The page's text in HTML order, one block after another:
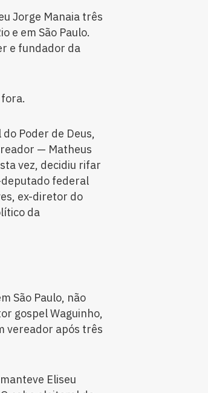
Jorge Manaia três
e em São Paulo.
e fundador da
Poder de Deus,
— Matheus
vez, decidiu rifar
deputado federal
ex-diretor do
da
São Paulo, não
gospel Waguinho,
vereador após três
Eliseu